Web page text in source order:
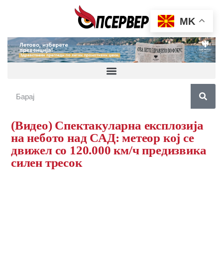
(Видео) Спектакуларна експлозија
на небото над САД: метеор кој се
движел со 120.000 км/ч предизвика
силен тресок
MK